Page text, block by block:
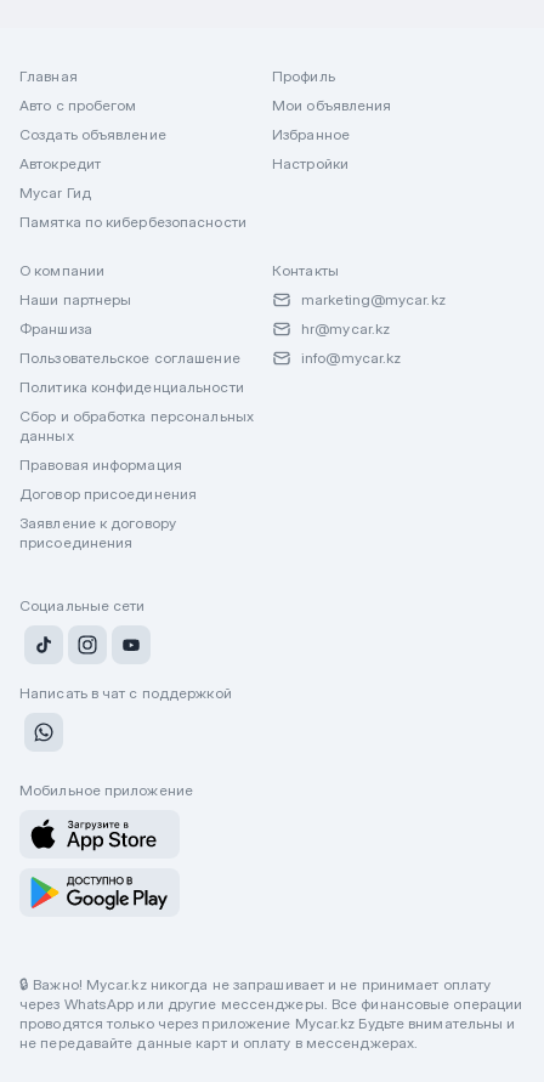
Главная
Авто с пробегом
Создать объявление
Автокредит
Mycar Гид
Памятка по кибербезопасности
Профиль
Мои объявления
Избранное
Настройки
О компании
Наши партнеры
Франшиза
Пользовательское соглашение
Политика конфиденциальности
Сбор и обработка персональных
данных
Правовая информация
Договор присоединения
Заявление к договору
присоединения
Контакты
marketing@mycar.kz
hr@mycar.kz
info@mycar.kz
Социальные сети
Написать в чат с поддержкой
Мобильное приложение
🔒 Важно! Mycar.kz никогда не запрашивает и не принимает оплату
через WhatsApp или другие мессенджеры. Все финансовые операции
проводятся только через приложение Mycar.kz Будьте внимательны и
не передавайте данные карт и оплату в мессенджерах.